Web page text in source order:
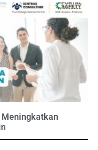
Meningkatkan